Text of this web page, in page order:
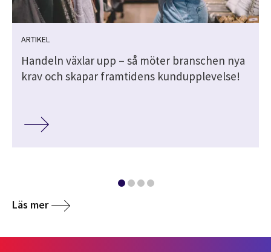
ARTIKEL
Handeln växlar upp – så möter branschen nya
krav och skapar framtidens kundupplevelse!
Läs mer